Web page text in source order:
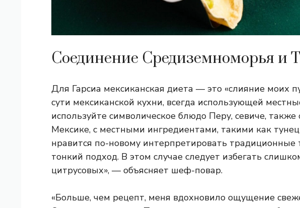
Соединение Средиземноморья и
Для Гарсиа мексиканская диета — это «слияние моих
сути мексиканской кухни, всегда использующей
используйте символическое блюдо Перу, севиче, также
Мексике, с местными ингредиентами, такими как
нравится по-новому интерпретировать традиционные
тонкий подход. В этом случае следует избегать
цитрусовых», — объясняет шеф-повар.
«Больше, чем рецепт, меня вдохновило ощущение